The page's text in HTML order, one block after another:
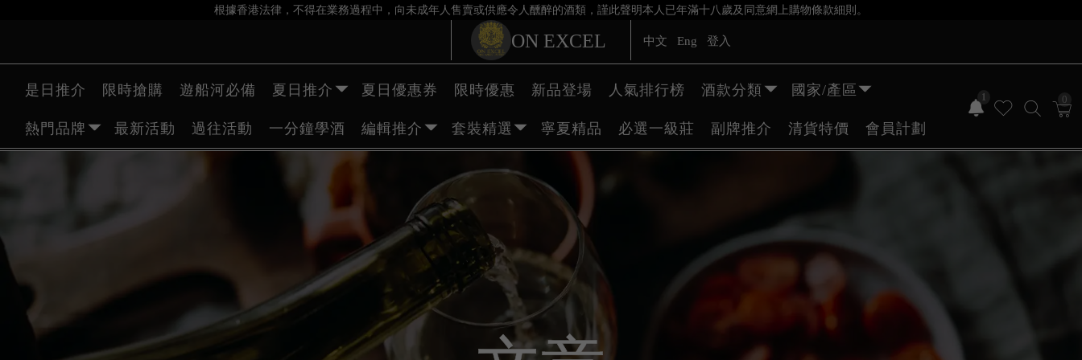
根據香港法律，不得在業務過程中，向未成年人售賣或供應令人醺醉的酒類，謹此聲明本人已年滿十八歲及同意網上購物條款細則。
ON EXCEL 中文 Eng 登入
1 0
是日推介 限時搶購 遊船河必備 夏日推介 夏日優惠券 限時優惠 新品登場 人氣排行榜 酒款分類 國家/產區
熱門品牌 最新活動 過往活動 一分鐘學酒 編輯推介 套裝精選 寧夏精品 必選一級莊 副牌推介 清貨特價 會員計劃